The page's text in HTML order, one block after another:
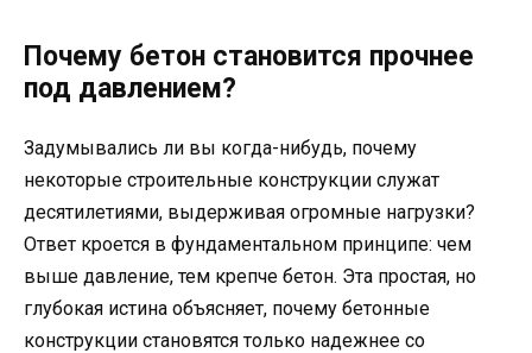
Почему бетон становится прочнее
под давлением?
Задумывались ли вы когда-нибудь, почему
некоторые строительные конструкции служат
десятилетиями, выдерживая огромные нагрузки?
Ответ кроется в фундаментальном принципе: чем
выше давление, тем крепче бетон. Эта простая, но
глубокая истина объясняет, почему бетонные
конструкции становятся только надежнее со